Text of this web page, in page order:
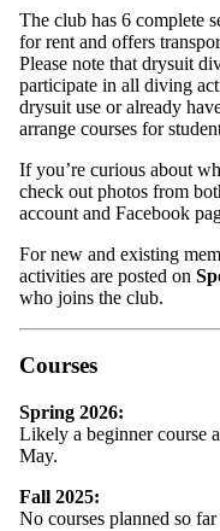
The club has 6 complete
for rent and offers
Please note that drysuit
participate in all diving
drysuit use or already
arrange courses for
If you’re curious about
check out photos from
account and Facebook
For new and existing
activities are posted on
who joins the club.
Courses
Spring 2026:
Likely a beginner course
May.
Fall 2025:
No courses planned so